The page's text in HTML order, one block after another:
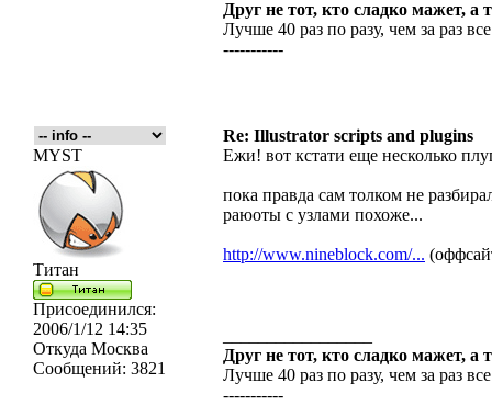
Друг не тот, кто сладко мажет, а
Лучше 40 раз по разу, чем за раз
-----------
Re: Illustrator scripts and plugins
MYST
Титан
Присоединился:
2006/1/12 14:35
Откуда Москва
Сообщений: 3821
Ежи! вот кстати еще несколько
пока правда сам толком не
раюоты с узлами похоже...
http://www.nineblock.com/...
Друг не тот, кто сладко мажет, а
Лучше 40 раз по разу, чем за раз
-----------